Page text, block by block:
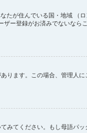
たが住んでいる国・地域 （ロ
ザー登録がお済みでないなら
ります。この場合、管理人に
みてください。もし母語パッ